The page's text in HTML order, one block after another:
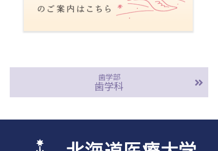
歯学部
歯学科